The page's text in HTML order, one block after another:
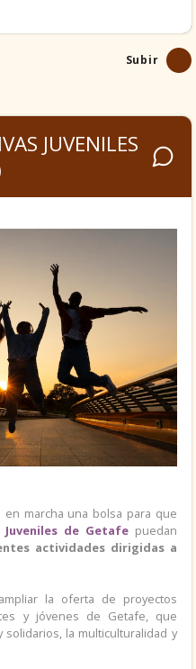
Subir
JUVENILES
marcha una bolsa para que
de Getafepuedan
actividades dirigidas a
la oferta de proyectos
y jóvenes de Getafe, que
la multiculturalidad y